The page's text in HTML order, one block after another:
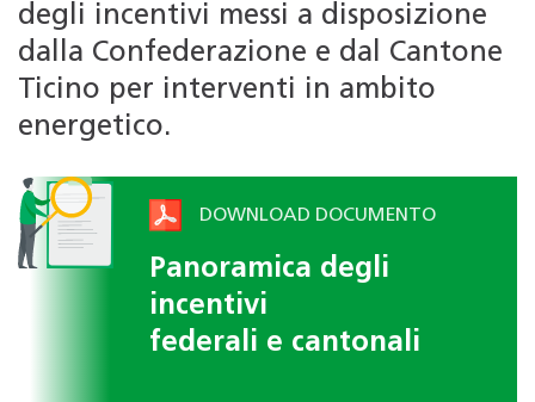
degli incentivi messi a disposizione
dalla Confederazione e dal Cantone
Ticino per interventi in ambito
energetico.
DOWNLOAD DOCUMENTO
Panoramica degli
incentivi
federali e cantonali